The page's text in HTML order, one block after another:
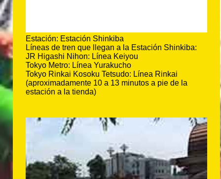
Estación: Estación Shinkiba
Líneas de tren que llegan a la Estación Shinkiba:
JR Higashi Nihon: Línea Keiyou
Tokyo Metro: Línea Yurakucho
Tokyo Rinkai Kosoku Tetsudo: Línea Rinkai
(aproximadamente 10 a 13 minutos a pie de la
estación a la tienda)